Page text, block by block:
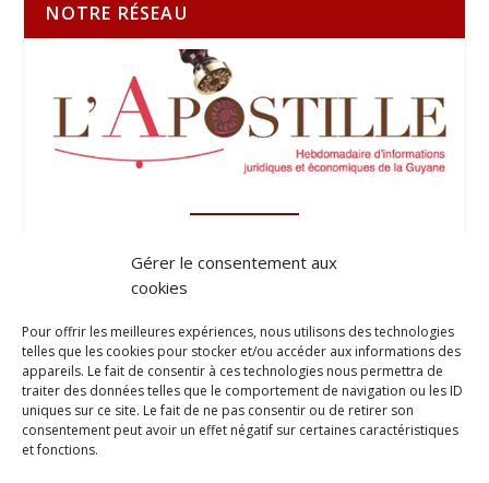
Gérer le consentement aux
cookies
Pour offrir les meilleures expériences, nous utilisons des technologies
telles que les cookies pour stocker et/ou accéder aux informations des
appareils. Le fait de consentir à ces technologies nous permettra de
traiter des données telles que le comportement de navigation ou les ID
uniques sur ce site. Le fait de ne pas consentir ou de retirer son
consentement peut avoir un effet négatif sur certaines caractéristiques
et fonctions.
NOTRE RÉSEAU